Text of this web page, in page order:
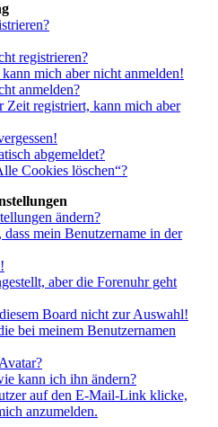
registrieren?
mich aber nicht anmelden!
anmelden?
Zeit registriert, kann mich aber
abgemeldet?
Cookies löschen“?
ändern?
mein Benutzername in der
aber die Forenuhr geht
Board nicht zur Auswahl!
bei meinem Benutzernamen
kann ich ihn ändern?
auf den E-Mail-Link klicke,
anzumelden.